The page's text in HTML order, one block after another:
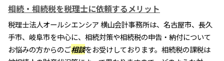
相続・相続税を税理士に依頼するメリット
税理士法人オールシエンシア 横山会計事務所は、名古屋市、長久
手市、岐阜市を中心に、相続対策や相続税の申告・納付について
お悩みの方からのご相談をお受けしております。相続税の課税は